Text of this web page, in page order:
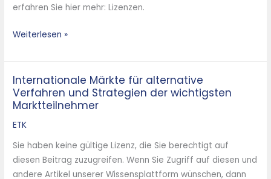
erfahren Sie hier mehr: Lizenzen.
Weiterlesen »
Internationale Märkte für alternative
Verfahren und Strategien der wichtigsten
Marktteilnehmer
ETK
Sie haben keine gültige Lizenz, die Sie berechtigt auf
diesen Beitrag zuzugreifen. Wenn Sie Zugriff auf diesen und
andere Artikel unserer Wissensplattform wünschen, dann
Internationale
Märkte
für
alternative